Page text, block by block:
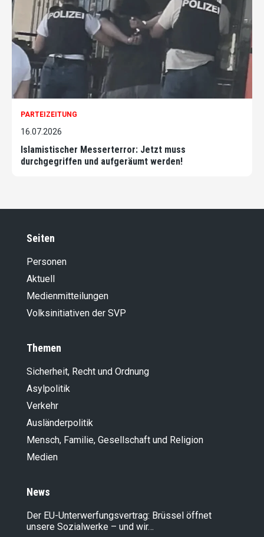
PARTEIZEITUNG
16.07.2026
Islamistischer Messerterror: Jetzt muss
durchgegriffen und aufgeräumt werden!
Seiten
Personen
Aktuell
Medienmitteilungen
Volksinitiativen der SVP
Themen
Sicherheit, Recht und Ordnung
Asylpolitik
Verkehr
Ausländer­politik
Mensch, Familie, Gesellschaft und Religion
Medien
News
Der EU-Unterwerfungsvertrag: Brüssel öffnet
unsere Sozialwerke – und wir…